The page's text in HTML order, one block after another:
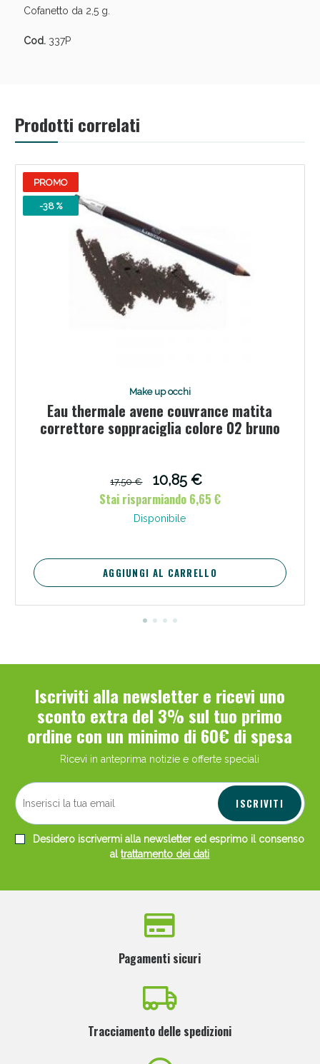
Cofanetto da 2,5 g.
Cod.337P
Prodotti correlati
PROMO
-38 %
Make up occhi
Eau thermale avene couvrance matita
correttore soppraciglia colore 02 bruno
17,50 €
10,85 €
Stai risparmiando 6,65 €
Disponibile
AGGIUNGI AL CARRELLO
Iscriviti alla newsletter e ricevi uno
sconto extra del 3% sul tuo primo
ordine con un minimo di 60€ di spesa
Ricevi in anteprima notizie e offerte speciali
ISCRIVITI
Desidero iscrivermi alla newsletter ed esprimo il consenso
altrattamento dei dati
Pagamenti sicuri
Tracciamento delle spedizioni